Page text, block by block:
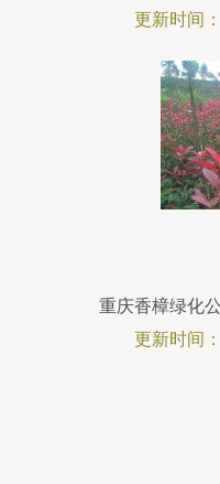
物的
更新时间
重庆香樟绿化
更新时间